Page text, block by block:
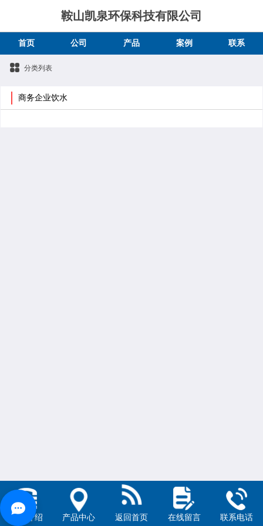
鞍山凯泉环保科技有限公司
首页 公司 产品 案例 联系
分类列表
商务企业饮水
公司介绍 产品中心 返回首页 在线留言 联系电话